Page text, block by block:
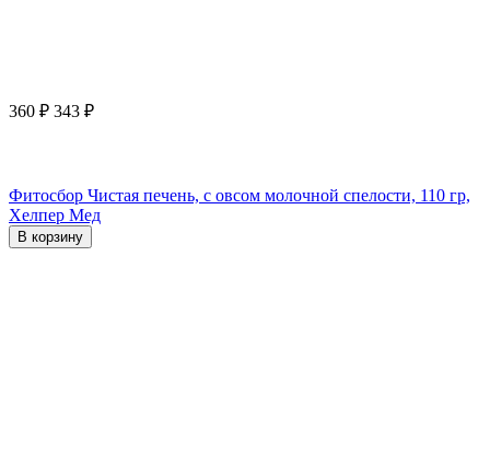
360 ₽ 343 ₽
Фитосбор Чистая печень, с овсом молочной спелости, 110 гр,
Хелпер Мед
В корзину